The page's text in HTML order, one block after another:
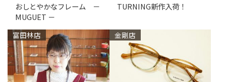
おしとやかなフレーム －
MUGUET －
TURNING新作入荷！
富田林店 金剛店